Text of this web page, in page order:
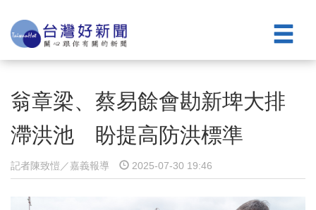
翁章梁、蔡易餘會勘新埤大排
滯洪池 盼提高防洪標準
記者陳致愷／嘉義報導 2025-07-30 19:46